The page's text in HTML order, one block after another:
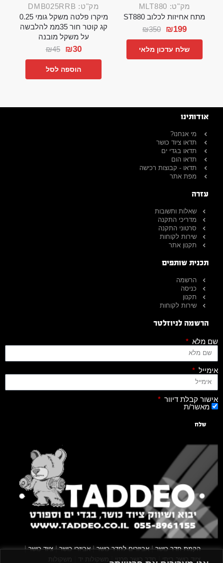
מק"ט: MLT880
מתח אחיזות לכלוב ST880
₪350 ₪199
שלח עדכון מלאי
מק"ט: DMB025RRB
מיקרו פלטה משקל גומי 0.25
קג קוטר חור 35ממ להלבשה
על משקל מובנה
₪45 ₪30
הוספה לסל
אודותינו
מי אנחנו?
תדאו ציוד כושר
תדאו בגדי ים
תדאו הום
תדאו - קבוצות רכישה
מפת אתר
עזרה
שאלות ותשובות
מדריכי התקנה
סרטוני התקנה
שירות לקוחות
תקנון אתר
תכנית שותפים
הרשמה
כניסה
תקנון
שירות לקוחות
הרשמה לניוזלטר
שם מלא
אימייל
אישור קבלת דיוור
מאשר/ת
שלח
הקמת חדר כושר|אביזרים לחדר כושר|אביזרי כושר|ציוד כושר|
ציוד כושר ביתי חדר כושר פרטי משקולות יד משקולות